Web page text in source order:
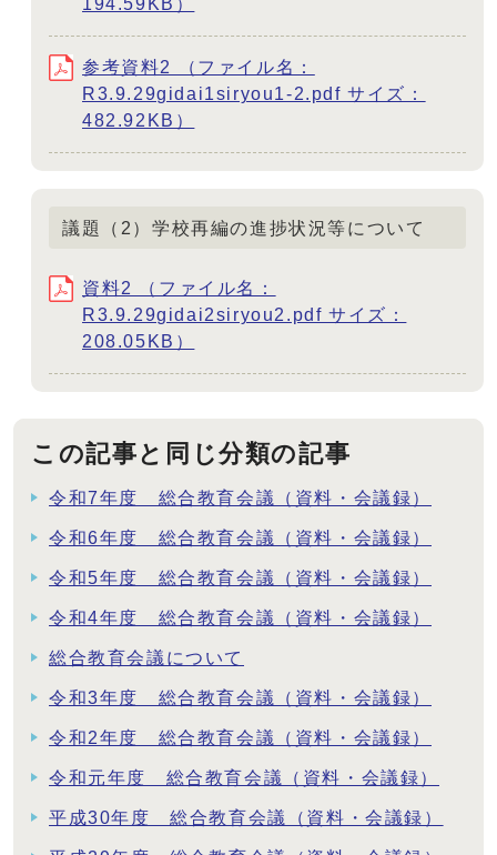
194.59KB）
参考資料2 （ファイル名：
R3.9.29gidai1siryou1-2.pdf サイズ：
482.92KB）
議題（2）学校再編の進捗状況等について
資料2 （ファイル名：
R3.9.29gidai2siryou2.pdf サイズ：
208.05KB）
この記事と同じ分類の記事
令和7年度 総合教育会議（資料・会議録）
令和6年度 総合教育会議（資料・会議録）
令和5年度 総合教育会議（資料・会議録）
令和4年度 総合教育会議（資料・会議録）
総合教育会議について
令和3年度 総合教育会議（資料・会議録）
令和2年度 総合教育会議（資料・会議録）
令和元年度 総合教育会議（資料・会議録）
平成30年度 総合教育会議（資料・会議録）